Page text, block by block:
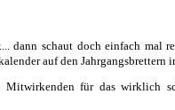
dann schaut doch einfach mal
auf den Jahrgangsbrettern
Mitwirkenden für das wirklich